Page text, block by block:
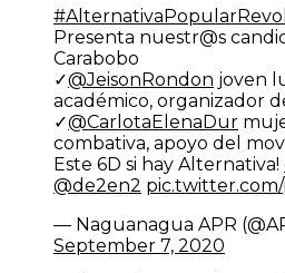
Presenta nuestr@s
Carabobo
✓@JeisonRondon joven
académico, organizador
✓@CarlotaElenaDur
combativa, apoyo del
Este 6D si hay Alternativa!
@de2en2
— Naguanagua APR
September 7, 2020